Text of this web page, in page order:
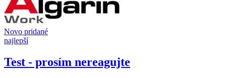
Novo pridané
najlepší
Test - prosím nereagujte